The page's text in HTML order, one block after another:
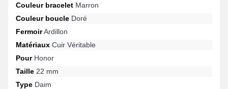
robustesse exemplaire.
Couleur bracelet Marron
Couleur boucle Doré
FermoirArdillon
Matériaux Cuir Véritable
PourHonor
Taille 22 mm
Type Daim